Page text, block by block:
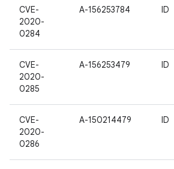
CVE-
2020-
0284
A-156253784 ID
CVE-
2020-
0285
A-156253479 ID
CVE-
2020-
0286
A-150214479 ID